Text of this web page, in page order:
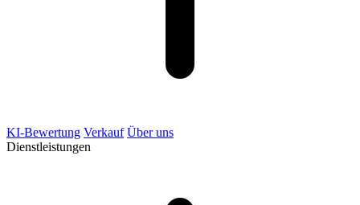
KI-Bewertung Verkauf Über uns
Dienstleistungen